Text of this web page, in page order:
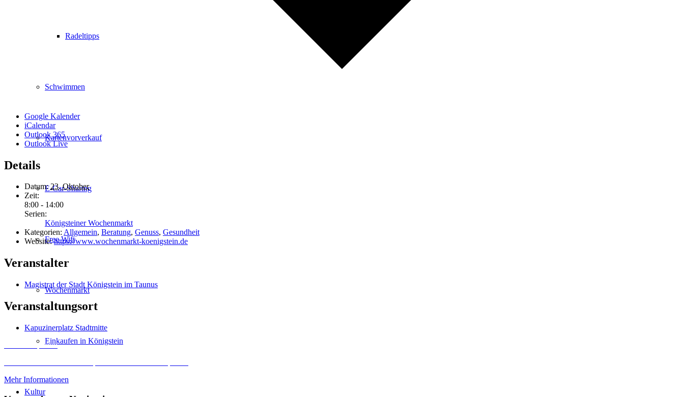
Radeltipps
Schwimmen
Kartenvorverkauf
E-Car-Sharing
Free Wifi
Wochenmarkt
Einkaufen in Königstein
Kultur
Google Kalender
iCalendar
Outlook 365
Outlook Live
Details
Datum: 23. Oktober
Zeit:
8:00 - 14:00
Serien:
Königsteiner Wochenmarkt
Kategorien: Allgemein, Beratung, Genuss, Gesundheit
Website: https://www.wochenmarkt-koenigstein.de
Veranstalter
Magistrat der Stadt Königstein im Taunus
Veranstaltungsort
Kapuzinerplatz Stadtmitte
Inhalt entsperren
Mehr Informationen